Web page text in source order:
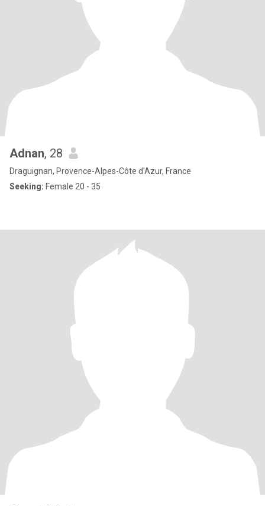
Adnan, 28
Draguignan, Provence-Alpes-Côte d'Azur, France
Seeking: Female 20 - 35